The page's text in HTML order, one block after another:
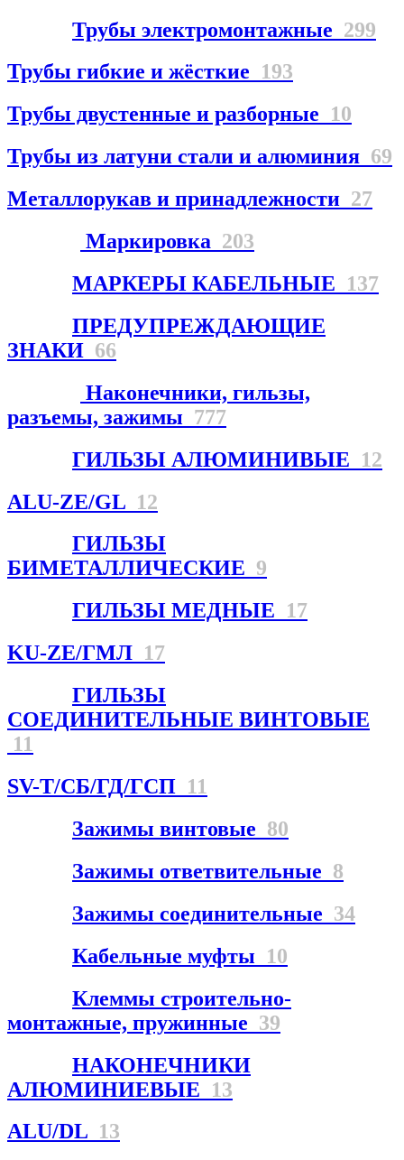
Трубы электромонтажные 299
Трубы гибкие и жёсткие 193
Трубы двустенные и разборные 10
Трубы из латуни стали и алюминия 69
Металлорукав и принадлежности 27
Маркировка 203
МАРКЕРЫ КАБЕЛЬНЫЕ 137
ПРЕДУПРЕЖДАЮЩИЕ
ЗНАКИ 66
Наконечники, гильзы,
разъемы, зажимы 777
ГИЛЬЗЫ АЛЮМИНИВЫЕ 12
ALU-ZE/GL 12
ГИЛЬЗЫ
БИМЕТАЛЛИЧЕСКИЕ 9
ГИЛЬЗЫ МЕДНЫЕ 17
KU-ZE/ГМЛ 17
ГИЛЬЗЫ
СОЕДИНИТЕЛЬНЫЕ ВИНТОВЫЕ
11
SV-T/СБ/ГД/ГСП 11
Зажимы винтовые 80
Зажимы ответвительные 8
Зажимы соединительные 34
Кабельные муфты 10
Клеммы строительно-
монтажные, пружинные 39
НАКОНЕЧНИКИ
АЛЮМИНИЕВЫЕ 13
ALU/DL 13